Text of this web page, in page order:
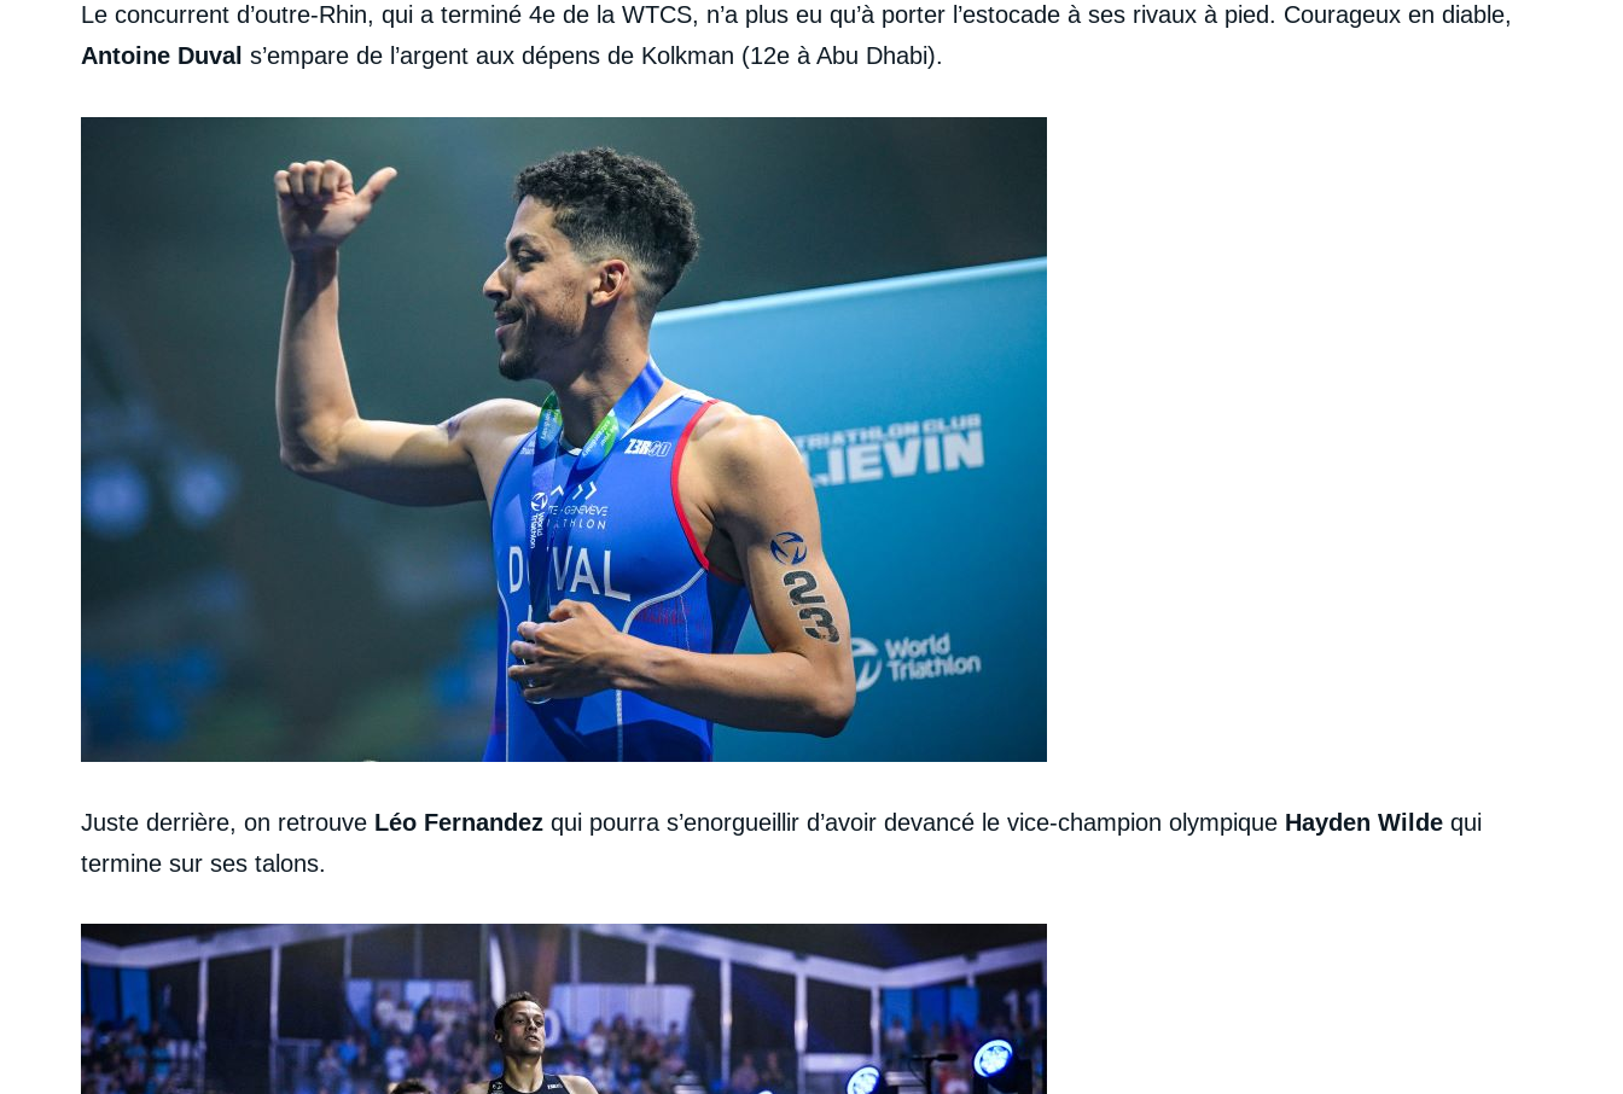
Le concurrent d’outre-Rhin, qui a terminé 4e de la WTCS, n’a plus eu qu’à porter l’estocade à ses rivaux à pied. Courageux en diable,
Antoine Duval s’empare de l’argent aux dépens de Kolkman (12e à Abu Dhabi).
Juste derrière, on retrouve Léo Fernandez qui pourra s’enorgueillir d’avoir devancé le vice-champion olympique Hayden Wilde qui
termine sur ses talons.